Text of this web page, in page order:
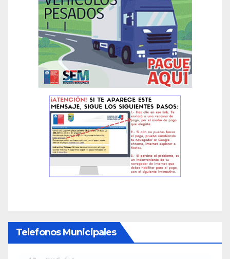
Telefonos Municipales